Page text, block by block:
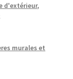
d'extérieur,
murales et